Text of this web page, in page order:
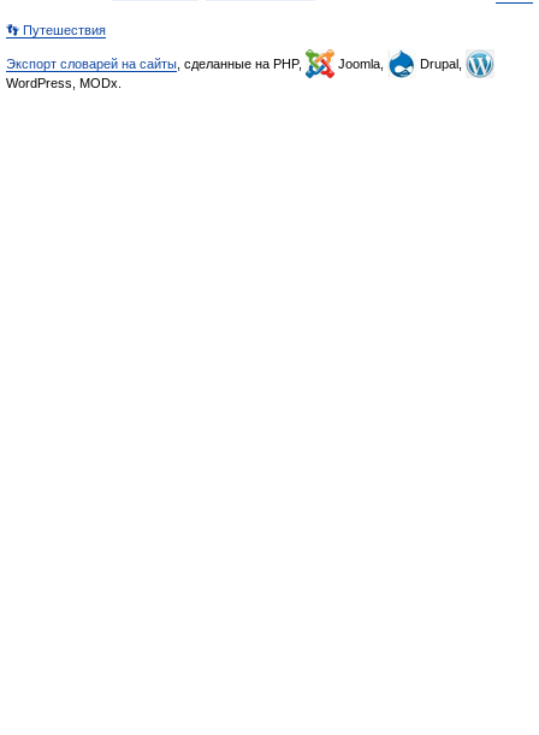
👣 Путешествия
Экспорт словарей на сайты , сделанные на PHP, Joomla,
Drupal,
WordPress, MODx.